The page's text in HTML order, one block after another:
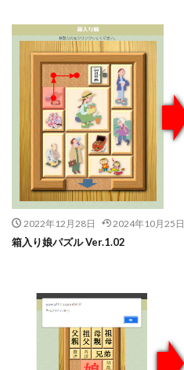
2022年12月28日 2024年10月25日
箱入り娘パズル Ver.1.02